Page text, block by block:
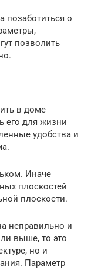
позаботиться о
позволить
в доме
его для жизни
удобства и
Иначе
плоскостей
плоскости.
неправильно и
выше, то это
но и
Параметр